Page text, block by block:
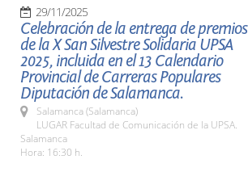
29/11/2025
Celebración de la entrega de premios
de la X San Silvestre Solidaria UPSA
2025, incluida en el 13 Calendario
Provincial de Carreras Populares
Diputación de Salamanca.
Salamanca (Salamanca)
LUGAR Facultad de Comunicación de la UPSA.
Salamanca
Hora: 16:30 h.